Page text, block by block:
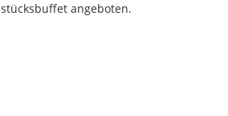
angeboten.